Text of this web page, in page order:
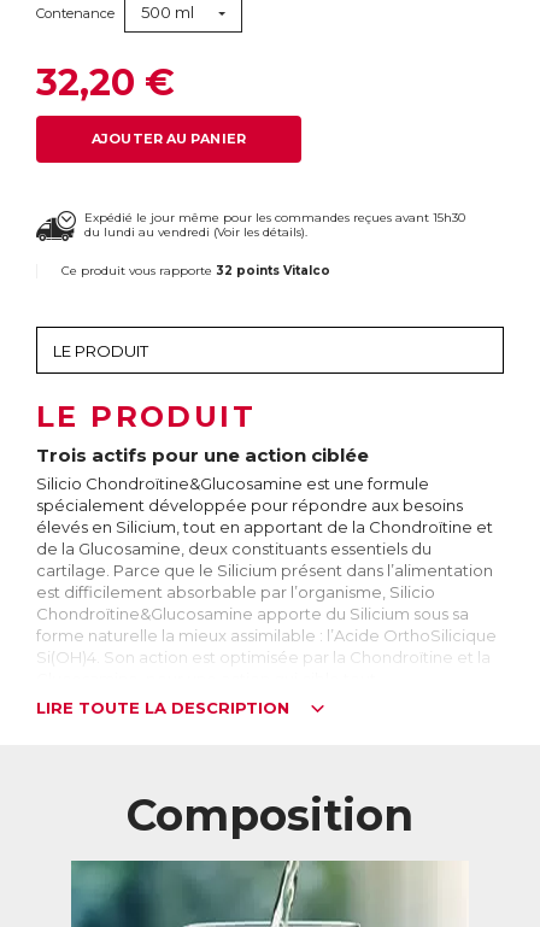
Contenance 500 ml
32,20 €
AJOUTER AU PANIER
Expédié le jour même pour les commandes reçues avant 15h30
du lundi au vendredi (Voir les détails).
Ce produit vous rapporte 32 points Vitalco
LE PRODUIT
Trois actifs pour une action ciblée
Silicio Chondroïtine&Glucosamine est une formule
spécialement développée pour répondre aux besoins
élevés en Silicium, tout en apportant de la Chondroïtine et
de la Glucosamine, deux constituants essentiels du
cartilage. Parce que le Silicium présent dans l’alimentation
est difficilement absorbable par l’organisme, Silicio
Chondroïtine&Glucosamine apporte du Silicium sous sa
forme naturelle la mieux assimilable : l’Acide OrthoSilicique
Si(OH)4. Son action est optimisée par la Chondroïtine et la
particulièrement les cartilages.
terrestre après l’oxygène. Il n’existe pas dans la nature en
tant que corps pur, mais est toujours associé à d’autres
éléments. On le trouve majoritairement sous forme de
silice, dans le sable ou le quartz par exemple.
Le corps humain contient environ 1000 mg de Silicium,
LIRE TOUTE LA DESCRIPTION
Composition